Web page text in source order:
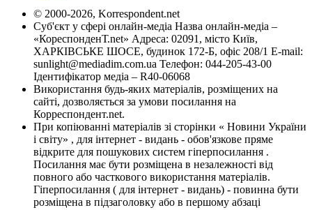
© 2000-2026, Korrespondent.net
Суб'єкт у сфері онлайн-медіа Назва онлайн-медіа –
«КореспонденТ.net» Адреса: 02091, місто Київ,
ХАРКІВСЬКЕ ШОСЕ, будинок 172-Б, офіс 208/1 E-mail:
sunlight@mediadim.com.ua Телефон: 044-205-43-00
Ідентифікатор медіа – R40-06068
Використання будь-яких матеріалів, розміщених на
сайті, дозволяється за умови посилання на
Корреспондент.net.
При копіюванні матеріалів зі сторінки « Новини України
і світу» , для інтернет - видань - обов'язкове пряме
відкрите для пошукових систем гіперпосилання .
Посилання має бути розміщена в незалежності від
повного або часткового використання матеріалів.
Гіперпосилання ( для інтернет - видань) - повинна бути
розміщена в підзаголовку або в першому абзаці